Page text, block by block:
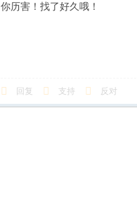
你历害！找了好久哦！
回复 支持 反对